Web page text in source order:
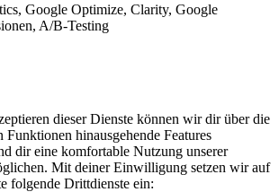
Google Optimize, Clarity, Google
A/B-Testing
dieser Dienste können wir dir über die
Funktionen hinausgehende Features
dir eine komfortable Nutzung unserer
Mit deiner Einwilligung setzen wir auf
folgende Drittdienste ein: